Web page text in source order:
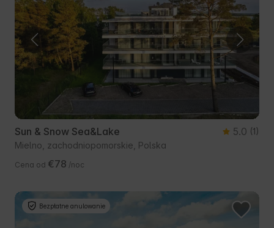
Sun & Snow Sea&Lake 5.0 (1)
Mielno, zachodniopomorskie, Polska
Cena od €78 /noc
Bezpłatne anulowanie